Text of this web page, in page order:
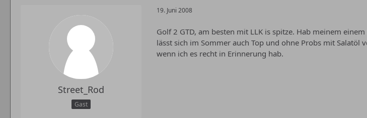
Street_Rod
Gast
19. Juni 2008
Golf 2 GTD, am besten mit LLK is spitze. Hab meinem
lässt sich im Sommer auch Top und ohne Probs mit
wenn ich es recht in Erinnerung hab.